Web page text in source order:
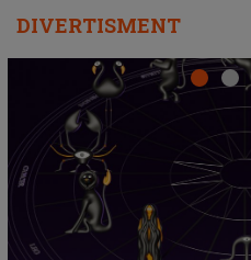
DIVERTISMENT